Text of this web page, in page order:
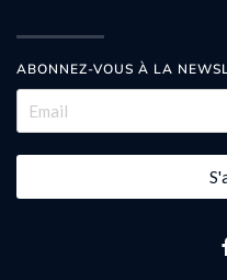
ABONNEZ-VOUS À LA